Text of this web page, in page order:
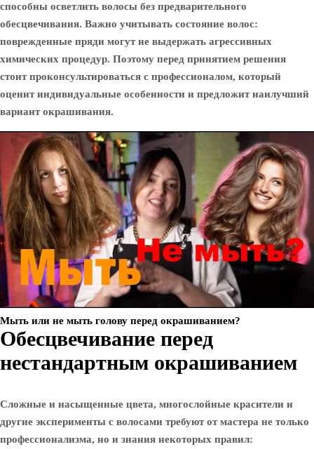
способны осветлить волосы без предварительного
обесцвечивания. Важно учитывать состояние волос:
поврежденные пряди могут не выдержать агрессивных
химических процедур. Поэтому перед принятием решения
стоит проконсультироваться с профессионалом, который
оценит индивидуальные особенности и предложит наилучший
вариант окрашивания.
Мыть или не мыть голову перед окрашиванием?
Обесцвечивание перед
нестандартным окрашиванием
Сложные и насыщенные цвета, многослойные красители и
другие эксперименты с волосами требуют от мастера не только
профессионализма, но и знания некоторых правил: